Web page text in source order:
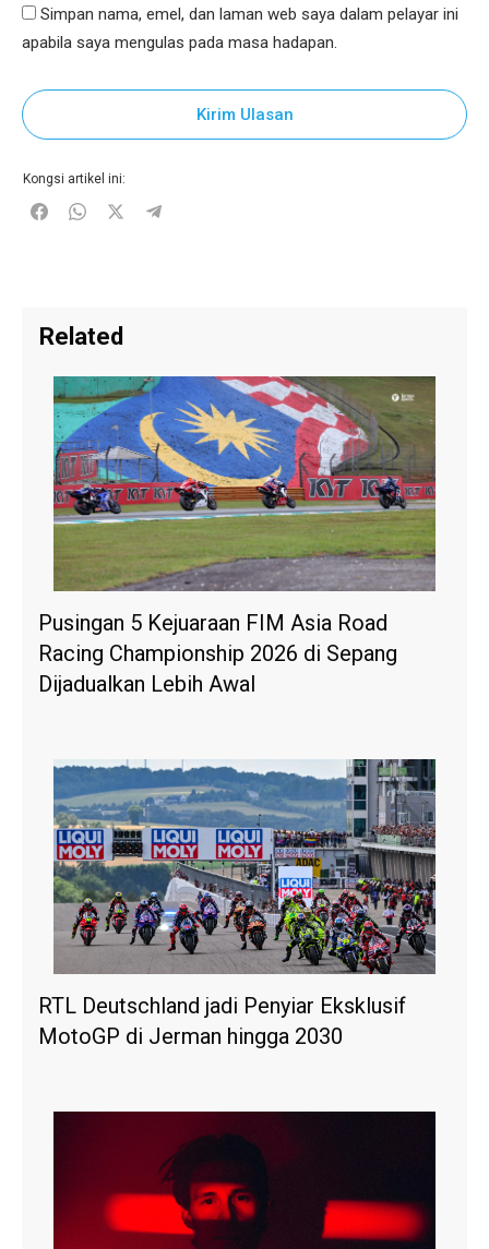
Simpan nama, emel, dan laman web saya dalam pelayar ini
apabila saya mengulas pada masa hadapan.
Kirim Ulasan
Kongsi artikel ini:
Related
Pusingan 5 Kejuaraan FIM Asia Road
Racing Championship 2026 di Sepang
Dijadualkan Lebih Awal
RTL Deutschland jadi Penyiar Eksklusif
MotoGP di Jerman hingga 2030